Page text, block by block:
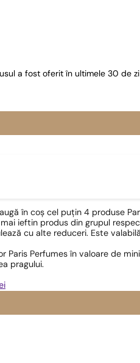
a fost oferit în ultimele 30 de
în coș cel puțin 4 produse
ieftin produs din grupul
cu alte reduceri. Este
Paris Perfumes în valoare de
pragului.